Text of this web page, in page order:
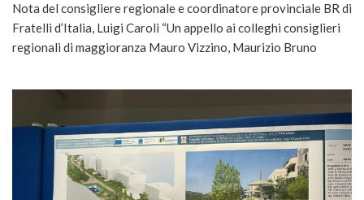
Nota del consigliere regionale e coordinatore provinciale BR di
Fratelli d’Italia, Luigi Caroli “Un appello ai colleghi consiglieri
regionali di maggioranza Mauro Vizzino, Maurizio Bruno